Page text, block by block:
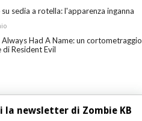
sedia a rotella: l'apparenza inganna
Always Had A Name: un cortometraggio
di Resident Evil
la newsletter di Zombie KB